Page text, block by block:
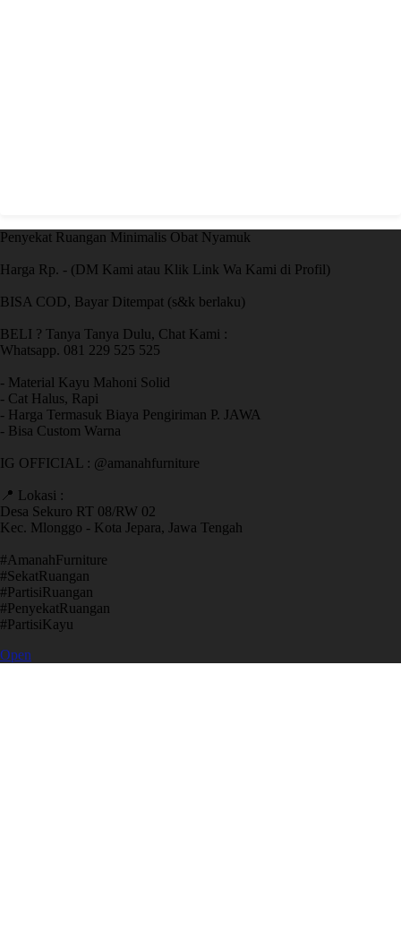
Penyekat Ruangan Minimalis Obat Nyamuk
Harga Rp. - (DM Kami atau Klik Link Wa Kami di Profil)
BISA COD, Bayar Ditempat (s&k berlaku)
BELI ? Tanya Tanya Dulu, Chat Kami :
Whatsapp. 081 229 525 525
- Material Kayu Mahoni Solid
- Cat Halus, Rapi
- Harga Termasuk Biaya Pengiriman P. JAWA
- Bisa Custom Warna
IG OFFICIAL : @amanahfurniture
📍 Lokasi :
Desa Sekuro RT 08/RW 02
Kec. Mlonggo - Kota Jepara, Jawa Tengah
​#AmanahFurniture
​#SekatRuangan
​#PartisiRuangan
​#PenyekatRuangan
​#PartisiKayu
Open